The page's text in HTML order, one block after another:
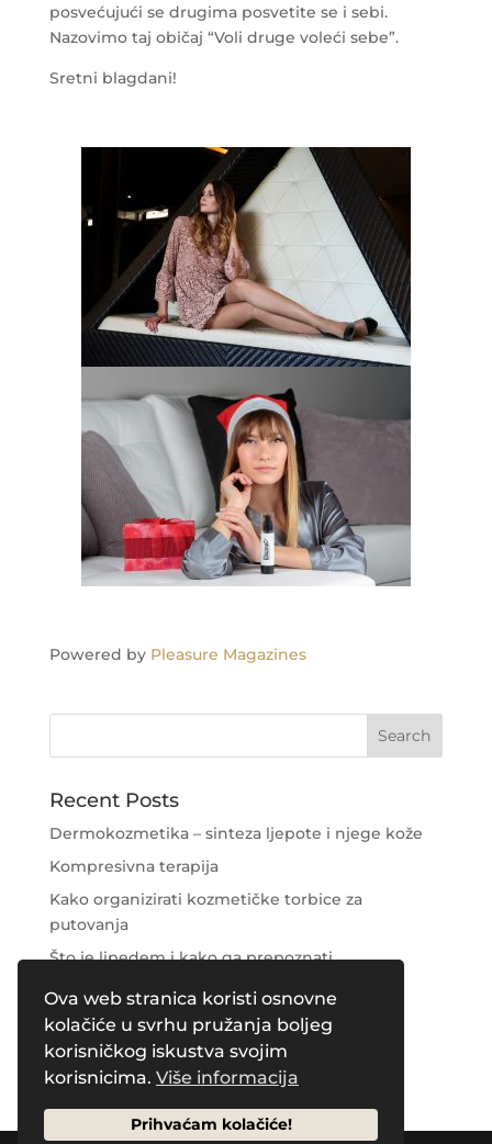
Ova web stranica koristi osnovne
kolačiće u svrhu pružanja boljeg
korisničkog iskustva svojim
korisnicima. Više informacija
Prihvaćam kolačiće!
posvećujući se drugima posvetite se i sebi.
Nazovimo taj običaj “Voli druge voleći sebe”.
Sretni blagdani!
Powered by Pleasure Magazines
Recent Posts
Dermokozmetika – sinteza ljepote i njege kože
Kompresivna terapija
Kako organizirati kozmetičke torbice za
putovanja
Što je lipedem i kako ga prepoznati
Njega područja oko očiju
Recent Comments